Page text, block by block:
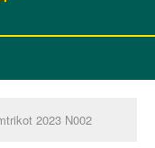
2023 N002